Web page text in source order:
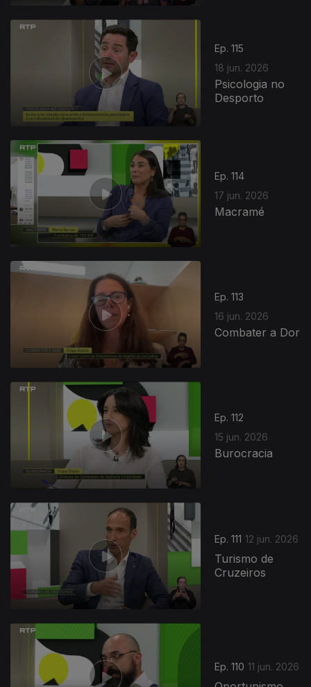
Ep. 115
18 jun. 2026
Psicologia no
Desporto
Ep. 114
17 jun. 2026
Macramé
Ep. 113
16 jun. 2026
Combater a Dor
Ep. 112
15 jun. 2026
Burocracia
Ep. 111 12 jun. 2026
Turismo de
Cruzeiros
Ep. 110 11 jun. 2026
935317